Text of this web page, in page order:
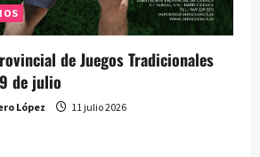
de Juegos Tradicionales
de julio
López 11 julio 2026